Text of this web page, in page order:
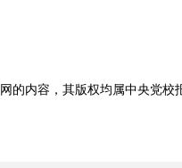
的内容，其版权均属中央党